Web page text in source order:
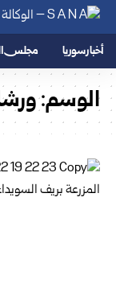
أخبار سوريا مجلس
الوسم: